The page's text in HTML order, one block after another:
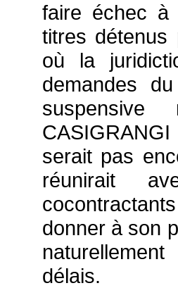
faire échec à
titres détenus
où la
demandes
serait pas
réunirait
donner à son
délais.